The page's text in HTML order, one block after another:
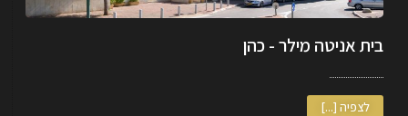
בית אניטה מילר - כהן
לצפיה [...]